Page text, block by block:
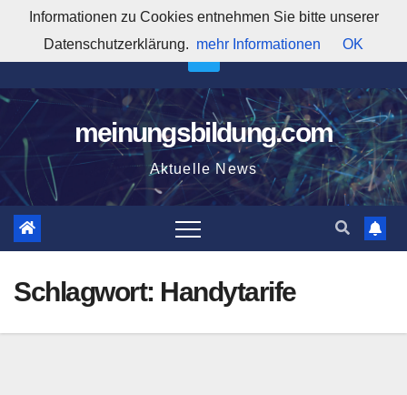
springen
5:00:12 PM
meinungsbildung.com
Aktuelle News
Schlagwort: Handytarife
Informationen zu Cookies entnehmen Sie bitte unserer
Datenschutzerklärung. mehr Informationen OK